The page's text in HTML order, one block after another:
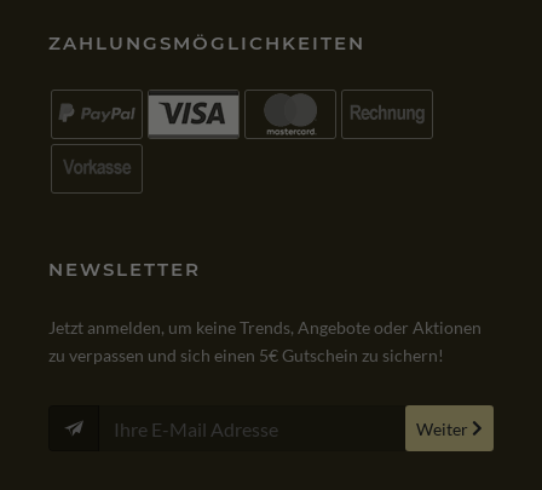
ZAHLUNGSMÖGLICHKEITEN
NEWSLETTER
Jetzt anmelden, um keine Trends, Angebote oder Aktionen
zu verpassen und sich einen 5€ Gutschein zu sichern!
Weiter